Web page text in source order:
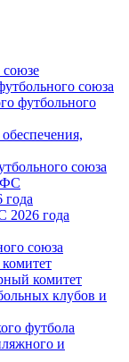
союза
футбольного
союза
2026 года
союза
комитет
клубов и
футбола
и